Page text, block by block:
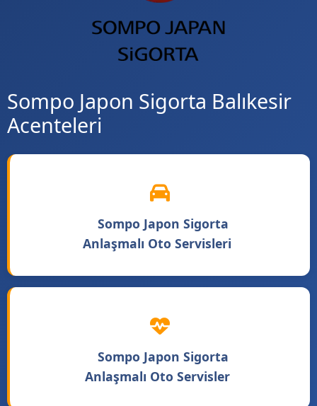
Sompo Japon Sigorta Balıkesir
Acenteleri
Sompo Japon Sigorta
Anlaşmalı Oto Servisleri
Sompo Japon Sigorta
Anlaşmalı Oto Servisler